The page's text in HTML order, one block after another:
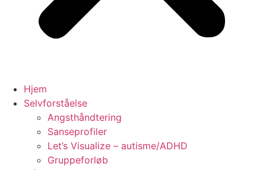
Hjem
Selvforståelse
Angsthåndtering
Sanseprofiler
Let’s Visualize – autisme/ADHD
Gruppeforløb